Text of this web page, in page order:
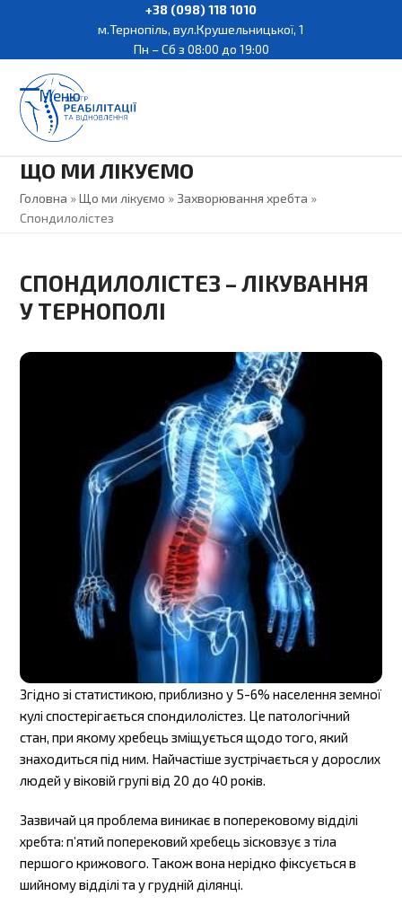
+38 (098) 118 1010
м.Тернопіль, вул.Крушельницької, 1
Пн – Сб з 08:00 до 19:00
Меню
Open
mobile
menu
Close
mobile
menu
ЩО МИ ЛІКУЄМО
Головна »Що ми лікуємо » Захворювання хребта »
Спондилолістез
СПОНДИЛОЛІСТЕЗ – ЛІКУВАННЯ
У ТЕРНОПОЛІ
Згідно зі статистикою, приблизно у 5-6% населення земної
кулі спостерігається спондилолістез. Це патологічний
стан, при якому хребець зміщується щодо того, який
знаходиться під ним. Найчастіше зустрічається у дорослих
людей у віковій групі від 20 до 40 років.
Зазвичай ця проблема виникає в поперековому відділі
хребта: п’ятий поперековий хребець зісковзує з тіла
першого крижового. Також вона нерідко фіксується в
шийному відділі та у грудній ділянці.